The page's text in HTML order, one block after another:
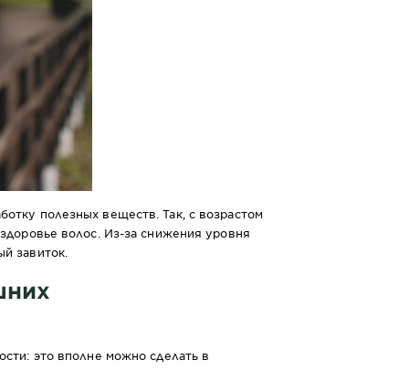
полезных веществ. Так, с возрастом
волос. Из-за снижения уровня
завиток.
это вполне можно сделать в